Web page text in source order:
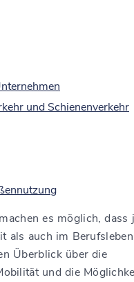
und Schienenverkehr
es möglich, dass
als auch im
Überblick über die
und die